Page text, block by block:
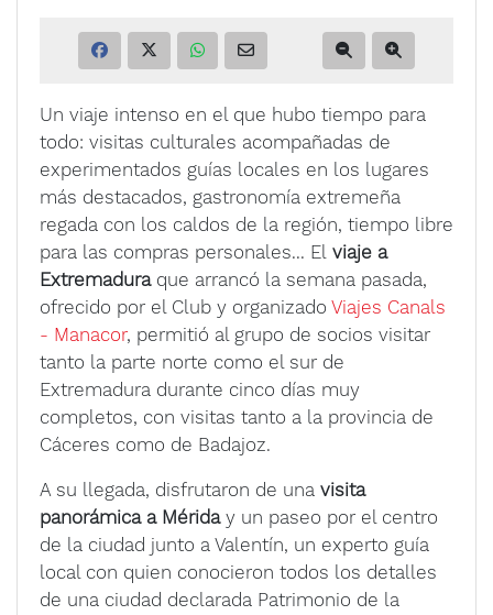
Un viaje intenso en el que hubo tiempo para
todo: visitas culturales acompañadas de
experimentados guías locales en los lugares
más destacados, gastronomía extremeña
regada con los caldos de la región, tiempo libre
para las compras personales... El viaje a
Extremaduraque arrancó la semana pasada,
ofrecido por el Club y organizado Viajes Canals
- Manacor, permitió al grupo de socios visitar
tanto la parte norte como el sur de
Extremadura durante cinco días muy
completos, con visitas tanto a la provincia de
Cáceres como de Badajoz.
A su llegada, disfrutaron de una visita
panorámica a Mériday un paseo por el centro
de la ciudad junto a Valentín, un experto guía
local con quien conocieron todos los detalles
de una ciudad declarada Patrimonio de la